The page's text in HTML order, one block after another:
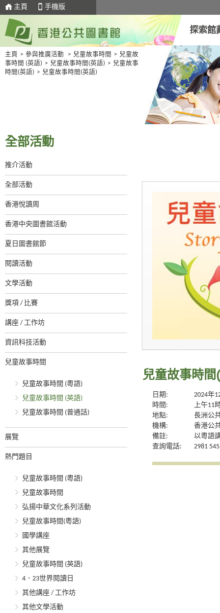
主頁 手機版
探索館
主頁 > 參與推廣活動 > 兒童故事時間 > 兒童故
事時間 (英語) > 兒童故事時間(英語) > 兒童故事
時間(英語) > 兒童故事時間(英語)
全部活動
推介活動
全部活動
香港悅讀周
香港中央圖書館活動
夏日圖書館節
閱讀活動
文學活動
獎項 / 比賽
講座 / 工作坊
資訊科技活動
兒童故事時間
兒童故事時間 (粵語)
兒童故事時間 (英語)
兒童故事時間 (普通話)
展覽
熱門題目
兒童故事時間 (粵語)
兒童故事時間
弘揚中華文化系列活動
兒童故事時間(粵語)
國學講座
其他展覽
兒童故事時間 (英語)
4．23世界閱讀日
其他講座 / 工作坊
其他文學活動
兒童故事時間
日期:
2024年
時間:
上午11
地點:
長洲公
機構:
香港公
備註:
以粵語
查詢電話:
2981